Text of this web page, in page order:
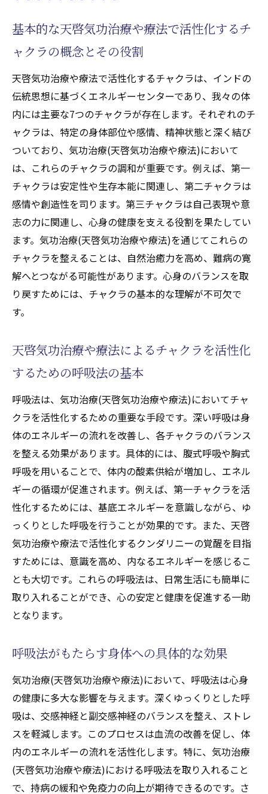
基本的な天啓気功治療や療法で活性化するチ
ャクラの概念とその役割
天啓気功治療や療法で活性化するチャクラは、インドの
伝統思想に基づくエネルギーセンターであり、我々の体
内には主要な7つのチャクラが存在します。それぞれのチ
ャクラは、特定の身体部位や感情、精神状態と深く結び
ついており、気功治療(天啓気功治療や療法)において
は、これらのチャクラの調和が重要です。例えば、第一
チャクラは安定性や生存本能に関連し、第二チャクラは
感情や創造性を司ります。第三チャクラは自己表現や意
志の力に関連し、心身の健康を支える役割を果たしてい
ます。気功治療(天啓気功治療や療法)を通じてこれらの
チャクラを整えることは、自然治癒力を高め、難病の寛
解へとつながる可能性があります。心身のバランスを取
り戻すためには、チャクラの基本的な理解が不可欠で
す。
天啓気功治療や療法によるチャクラを活性化
するための呼吸法の基本
呼吸法は、気功治療(天啓気功治療や療法)においてチャ
クラを活性化するための重要な手段です。深い呼吸は身
体のエネルギーの流れを改善し、各チャクラのバランス
を整える効果があります。具体的には、腹式呼吸や胸式
呼吸を用いることで、体内の酸素供給が増加し、エネル
ギーの循環が促進されます。例えば、第一チャクラを活
性化するためには、基底エネルギーを意識しながら、ゆ
っくりとした呼吸を行うことが効果的です。また、天啓
気功治療や療法で活性化するクンダリニーの覚醒を目指
すためには、意識を高め、内なるエネルギーを感じるこ
とも大切です。これらの呼吸法は、日常生活にも簡単に
取り入れることができ、心の安定と健康を促進する一助
となります。
呼吸法がもたらす身体への具体的な効果
気功治療(天啓気功治療や療法)において、呼吸法は心身
の健康に多大な影響を与えます。深くゆっくりとした呼
吸は、交感神経と副交感神経のバランスを整え、ストレ
スを軽減します。このプロセスは血流の改善を促し、体
内のエネルギーの流れを活性化します。特に、気功治療
(天啓気功治療や療法)における呼吸法を取り入れること
で、持病の緩和や免疫力の向上が期待できるのです。さ